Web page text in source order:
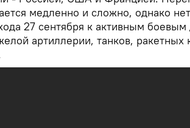
медленно и сложно, однако
27 сентября к активным боевым
артиллерии, танков, ракетных